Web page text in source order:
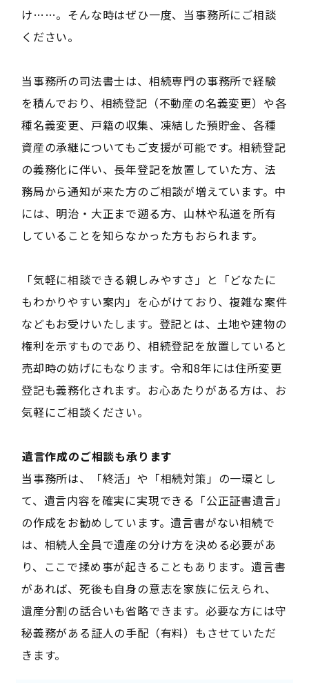
け……。そんな時はぜひ一度、当事務所にご相談
ください。
当事務所の司法書士は、相続専門の事務所で経験
を積んでおり、相続登記（不動産の名義変更）や各
種名義変更、戸籍の収集、凍結した預貯金、各種
資産の承継についてもご支援が可能です。相続登記
の義務化に伴い、長年登記を放置していた方、法
務局から通知が来た方のご相談が増えています。中
には、明治・大正まで遡る方、山林や私道を所有
していることを知らなかった方もおられます。
「気軽に相談できる親しみやすさ」と「どなたに
もわかりやすい案内」を心がけており、複雑な案件
などもお受けいたします。登記とは、土地や建物の
権利を示すものであり、相続登記を放置していると
売却時の妨げにもなります。令和8年には住所変更
登記も義務化されます。お心あたりがある方は、お
気軽にご相談ください。
――遺言作成のご相談も承ります――
当事務所は、「終活」や「相続対策」の一環とし
て、遺言内容を確実に実現できる「公正証書遺言」
の作成をお勧めしています。遺言書がない相続で
は、相続人全員で遺産の分け方を決める必要があ
り、ここで揉め事が起きることもあります。遺言書
があれば、死後も自身の意志を家族に伝えられ、
遺産分割の話合いも省略できます。必要な方には守
秘義務がある証人の手配（有料）もさせていただ
きます。